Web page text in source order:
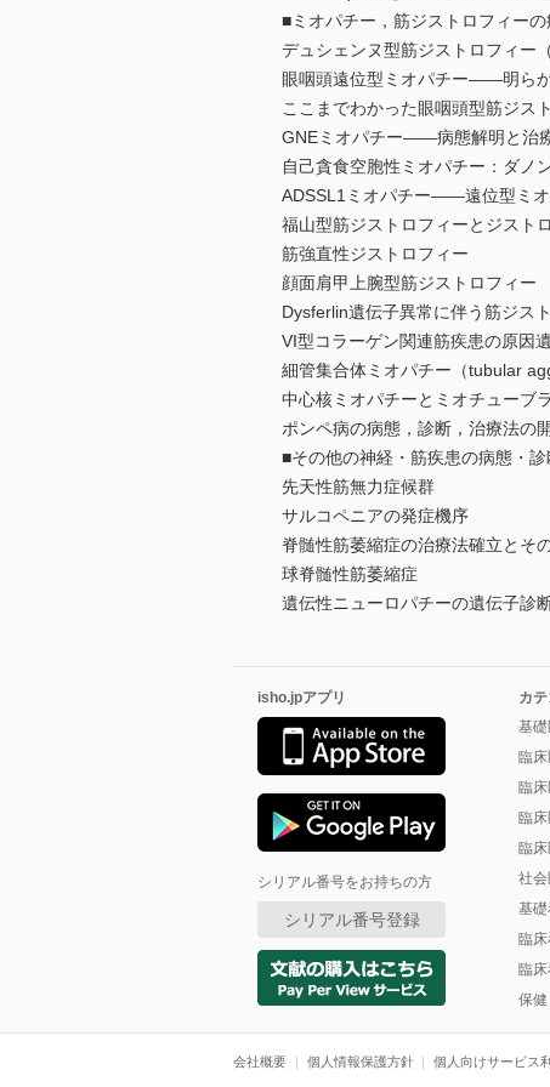
■ミオパチー，筋ジストロフィー
デュシェンヌ型筋ジストロフィー
眼咽頭遠位型ミオパチー――明ら
ここまでわかった眼咽頭型筋ジス
GNEミオパチー――病態解明と治
自己貪食空胞性ミオパチー：ダノ
ADSSL1ミオパチー――遠位型ミオ
福山型筋ジストロフィーとジスト
筋強直性ジストロフィー
顔面肩甲上腕型筋ジストロフィー
Dysferlin遺伝子異常に伴う筋ジ
VI型コラーゲン関連筋疾患の原因
細管集合体ミオパチー（tubular
中心核ミオパチーとミオチューブ
ポンペ病の病態，診断，治療法の
■その他の神経・筋疾患の病態・
先天性筋無力症候群
サルコペニアの発症機序
脊髄性筋萎縮症の治療法確立とそ
球脊髄性筋萎縮症
遺伝性ニューロパチーの遺伝子
isho.jpアプリ
シリアル番号をお持ちの方
シリアル番号登録
カ
基
臨
臨
臨床
臨床
社
基
臨
臨床
保
会社概要 個人情報保護方針 個人向けサービス